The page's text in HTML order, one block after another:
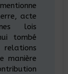
acte
lois
tombé
manière